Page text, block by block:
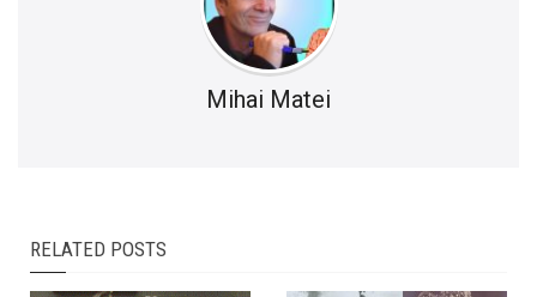
Mihai Matei
RELATED POSTS